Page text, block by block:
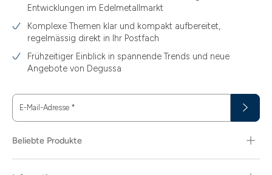
Entwicklungen im Edelmetallmarkt
Komplexe Themen klar und kompakt aufbereitet,
regelmässig direkt in Ihr Postfach
Frühzeitiger Einblick in spannende Trends und neue
Angebote von Degussa
E-Mail-Adresse *
Beliebte Produkte